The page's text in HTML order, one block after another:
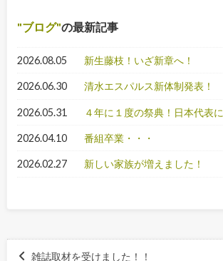
ブログ の最新記事
2026.08.05 新生藤枝！いざ新章へ！
2026.06.30 清水エスパルス新体制発表！
2026.05.31 ４年に１度の祭典！日本代表
2026.04.10 番組卒業・・・
2026.02.27 新しい家族が増えました！
雑誌取材を受けました！！